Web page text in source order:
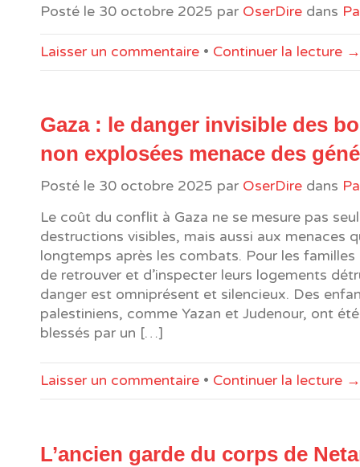
Posté le 30 octobre 2025 par OserDire dans
Laisser un commentaire • Continuer la lecture →
Gaza : le danger invisible des
non explosées menace des
Posté le 30 octobre 2025 par OserDire dans
Le coût du conflit à Gaza ne se mesure pas
destructions visibles, mais aussi aux menaces
longtemps après les combats. Pour les
de retrouver et d’inspecter leurs logements
danger est omniprésent et silencieux. Des
palestiniens, comme Yazan et Judenour, ont
blessés par un […]
Laisser un commentaire • Continuer la lecture →
L’ancien garde du corps de